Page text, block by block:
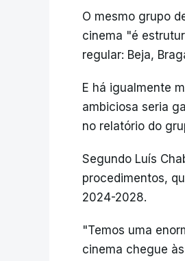
O mesmo grupo
cinema "é
regular: Beja,
E há igualmente
ambiciosa seria
no relatório do
Segundo Luís
procedimentos,
2024-2028.
"Temos uma
cinema chegue